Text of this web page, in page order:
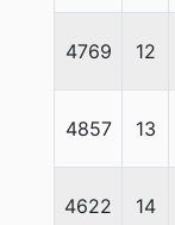
4769 12
4857 13
4622 14